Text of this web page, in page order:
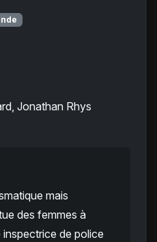
Jonathan Rhys
mais
des femmes à
de police